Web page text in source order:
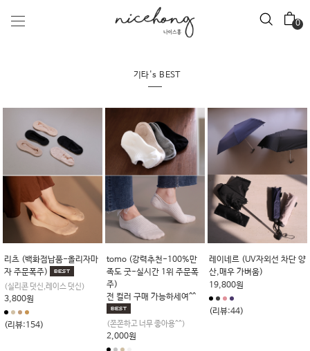
0
기타's BEST
리츠 (백화점납품-올리자마
자 주문폭주)
(실리콘 덧신,레이스 덧신)
3,800원
(리뷰:154)
tomo (강력추천-100%만
족도 굿-실시간 1위 주문폭
주)
전 컬러 구매 가능하세여^^
(쫀쫀하고 너무 좋아용^^)
2,000원
레이네르 (UV자외선 차단 양
산,매우 가벼움)
19,800원
(리뷰:44)